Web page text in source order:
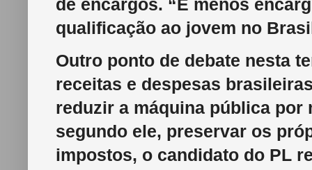
de encargos. “É menos
qualificação ao jovem no
Outro ponto de debate nesta
receitas e despesas
reduzir a máquina pública por
segundo ele, preservar os
impostos, o candidato do PL